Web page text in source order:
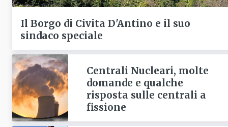
Il Borgo di Civita D'Antino e il suo
sindaco speciale
Centrali Nucleari, molte
domande e qualche
risposta sulle centrali a
fissione